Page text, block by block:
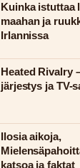
Kuinka istuttaa
maahan ja
Irlannissa
Heated Rivalry
järjestys ja TV-
Ilosia aikoja,
katsoa ja faktat